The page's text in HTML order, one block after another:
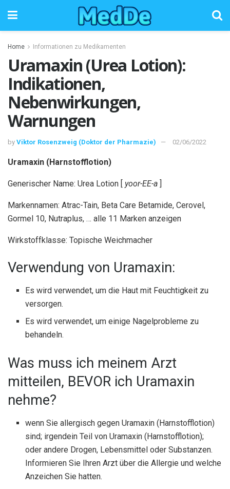
Home Informationen zu Medikamenten
Uramaxin (Urea Lotion):
Indikationen,
Nebenwirkungen,
Warnungen
by Viktor Rosenzweig (Doktor der Pharmazie) 02/06/2022
Uramaxin (Harnstofflotion)
Generischer Name: Urea Lotion [ yoor-EE-a ]
Markennamen: Atrac-Tain, Beta Care Betamide, Cerovel,
Gormel 10, Nutraplus, … alle 11 Marken anzeigen
Wirkstoffklasse: Topische Weichmacher
Verwendung von Uramaxin:
Es wird verwendet, um die Haut mit Feuchtigkeit zu
versorgen.
Es wird verwendet, um einige Nagelprobleme zu
behandeln.
Was muss ich meinem Arzt
mitteilen, BEVOR ich Uramaxin
nehme?
wenn Sie allergisch gegen Uramaxin (Harnstofflotion)
sind; irgendein Teil von Uramaxin (Harnstofflotion);
oder andere Drogen, Lebensmittel oder Substanzen.
Informieren Sie Ihren Arzt über die Allergie und welche
Anzeichen Sie hatten.